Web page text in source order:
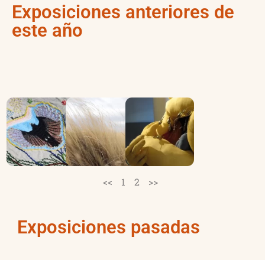
Exposiciones anteriores de
este año
Antes todo era humedal
+
Selva fría. Un archivo
fílmico de ríos al sur de
La Frontera desplazada
+
Ecos: arte joven en
Temuco
+
<< 1 2 >>
Exposiciones pasadas